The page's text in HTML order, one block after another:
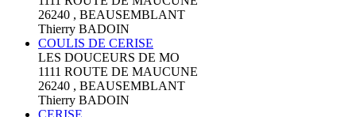
26240 , BEAUSEMBLANT
Thierry BADOIN
COULIS DE CERISE
LES DOUCEURS DE MO
1111 ROUTE DE MAUCUNE
26240 , BEAUSEMBLANT
Thierry BADOIN
CERISE